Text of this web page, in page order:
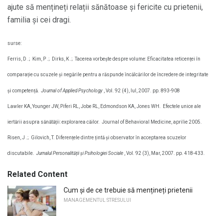
ajute să mențineți relații sănătoase și fericite cu prietenii,
familia și cei dragi.
surse:
Ferris, D .; Kim, P .; Dirks, K .; Tacerea vorbește despre volume: Eficacitatea reticenței în
comparație cu scuzele și negările pentru a răspunde încălcărilor de încredere de integritate
și competență. Journal of Applied Psychology , Vol. 92 (4), Iul, 2007. pp. 893-908
Lawler KA, Younger JW, Piferi RL, Jobe RL, Edmondson KA, Jones WH. Efectele unice ale
iertării asupra sănătății: explorarea căilor. Journal of Behavioral Medicine, aprilie 2005.
Risen, J .; Gilovich, T. Diferențele dintre țintă și observator în acceptarea scuzelor
discutabile. Jurnalul Personalității și Psihologiei Sociale , Vol. 92 (3), Mar, 2007. pp. 418-433.
Related Content
Cum și de ce trebuie să mențineți prietenii
MANAGEMENTUL STRESULUI